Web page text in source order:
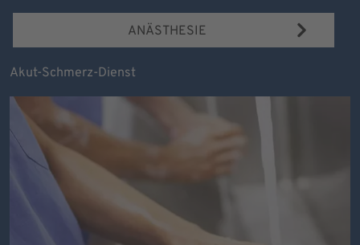
ANÄSTHESIE
Akut-Schmerz-Dienst